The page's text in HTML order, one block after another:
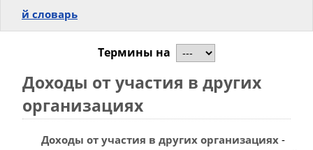
й словарь
Термины на
Доходы от участия в других
организациях
Доходы от участия в других организациях-